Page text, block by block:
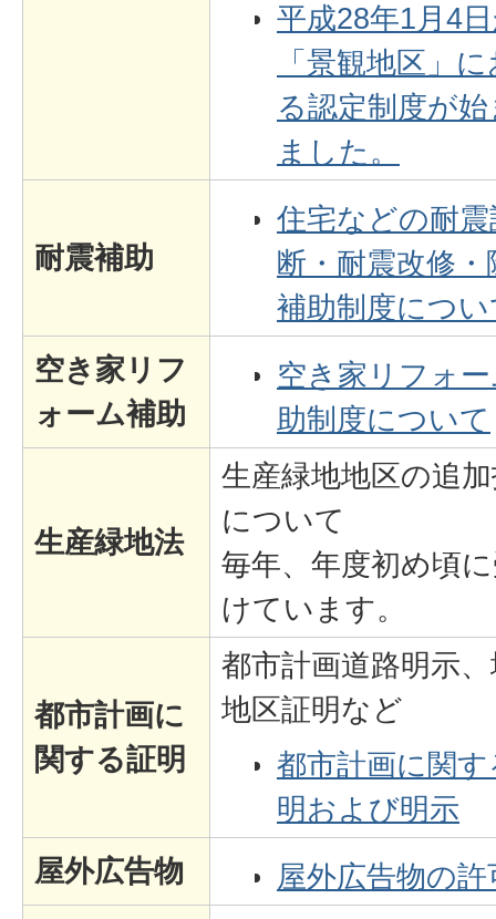
平成28年1月4
「景観地区」
る認定制度が
ました。
耐震補助
住宅などの耐震
断・耐震改修・
補助制度につ
空き家リフ
ォーム補助
空き家リフォ
助制度について
生産緑地法
生産緑地地区の追
について
毎年、年度初め頃
けています。
都市計画に
関する証明
都市計画道路明示
地区証明など
都市計画に関す
明および明示
屋外広告物
屋外広告物の許